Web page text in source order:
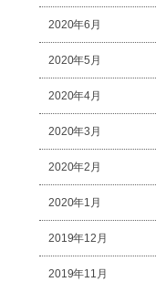
2020年6月
2020年5月
2020年4月
2020年3月
2020年2月
2020年1月
2019年12月
2019年11月